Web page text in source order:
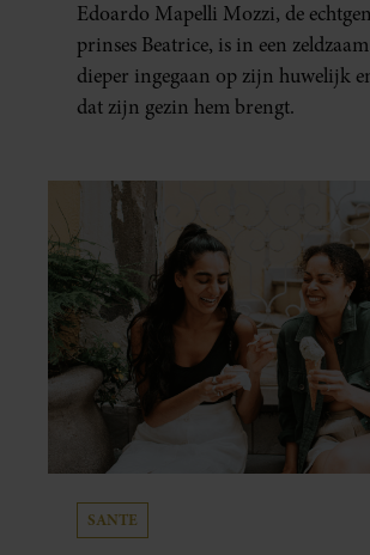
Edoardo Mapelli Mozzi, de
prinses Beatrice, is in een
dieper ingegaan op zijn huwelijk
dat zijn gezin hem brengt.
SANTE